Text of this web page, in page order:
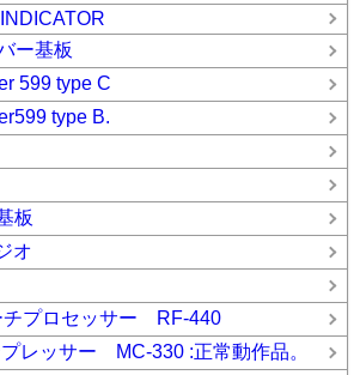
ー基板
599 type C
type B.
板
オ
チプロセッサー RF-440
レッサー MC-330 :正常動作品。